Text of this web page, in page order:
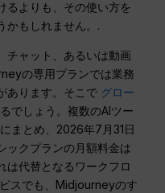
るよりも、その使い方を
かもしれません。.
チャット、あるいは動画
の専用プランでは業務
あります。そこで グロー
でしょう。複数のAIツー
まとめ、2026年7月31日
ックプランの月額料金は
は代替となるワークフロ
スでも、Midjourneyのす